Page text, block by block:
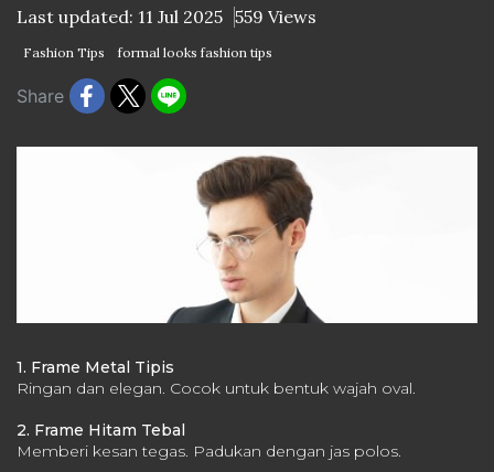
Last updated: 11 Jul 2025 559 Views
Fashion Tips formal looks fashion tips
Share
1. Frame Metal Tipis
Ringan dan elegan. Cocok untuk bentuk wajah oval.
2. Frame Hitam Tebal
Memberi kesan tegas. Padukan dengan jas polos.